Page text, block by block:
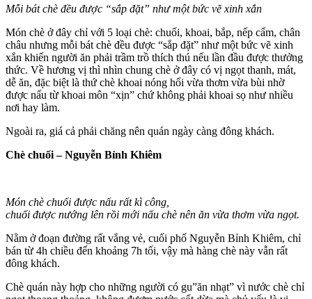
Mỗi bát chè đều được “sắp đặt” như một bức vẽ xinh xắn
Món chè ở đây chỉ với 5 loại chè: chuối, khoai, bắp, nếp cẩm, chân
châu nhưng mỗi bát chè đều được “sắp đặt” như một bức vẽ xinh
xắn khiến người ăn phải trầm trồ thích thú nếu lần đầu được thưởng
thức. Về hương vị thì nhìn chung chè ở đây có vị ngọt thanh, mát,
dễ ăn, đặc biệt là thứ chè khoai nóng hổi vừa thơm vừa bùi nhờ
được nấu từ khoai môn “xịn” chứ không phải khoai sọ như nhiều
nơi hay làm.
Ngoài ra, giá cả phải chăng nên quán ngày càng đông khách.
Chè chuối – Nguyễn Bỉnh Khiêm
Món chè chuối được nấu rất kì công,
chuối được nướng lên rồi mới nấu chè nên ăn vừa thơm vừa ngọt.
Nằm ở đoạn đường rất vắng vẻ, cuối phố Nguyễn Bỉnh Khiêm, chỉ
bán từ 4h chiều đến khoảng 7h tối, vậy mà hàng chè này vẫn rất
đông khách.
Chè quán này hợp cho những người có gu”ăn nhạt” vì nước chè chỉ